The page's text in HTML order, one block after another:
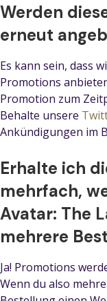
Werden
erneut
Es kann sein, dass
Promotions
Promotion zum
Behalte unsere
Ankündigungen im
Erhalte ich
mehrfach,
Avatar: The
mehrere
Ja! Promotions
Wenn du also